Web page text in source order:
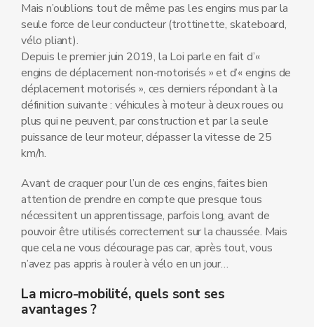
Mais n’oublions tout de même pas les engins mus par la
seule force de leur conducteur (trottinette, skateboard,
vélo pliant).
Depuis le premier juin 2019, la Loi parle en fait d’«
engins de déplacement non-motorisés » et d’« engins de
déplacement motorisés », ces derniers répondant à la
définition suivante : véhicules à moteur à deux roues ou
plus qui ne peuvent, par construction et par la seule
puissance de leur moteur, dépasser la vitesse de 25
km/h.
Avant de craquer pour l’un de ces engins, faites bien
attention de prendre en compte que presque tous
nécessitent un apprentissage, parfois long, avant de
pouvoir être utilisés correctement sur la chaussée. Mais
que cela ne vous décourage pas car, après tout, vous
n’avez pas appris à rouler à vélo en un jour…
La micro-mobilité, quels sont ses
avantages ?